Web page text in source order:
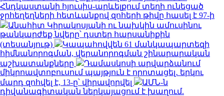
Հնդկաստանի հյուսիս-արևելքում տեղի ունեցած
ջրհեղեղների հետևանքով զոհերի թիվը հասել է 97-ի
Անահիտ Կիրակոսյանի ու նախկին ամուսինու
թանկարժեք նվերը՝ դստեր հարսանիքին
(տեսանյութ)
Կապահովվեն 61 մանկապարտեզի
հիմնանորոգման, վերանորոգման շինարարական
աշխատանքները
Դամասկոսի արվարձանում
միկրոավտոբուսում պայթյուն է որոտացել․ երկու
մարդ զոհվել է, 13-ը՝ վիրավորվել
ԱՄՆ-ն
դիվանագիտական ներկայացում է խաղում.